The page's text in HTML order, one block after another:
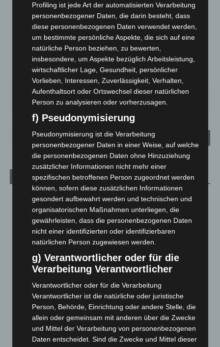
Überwiegend Bewölkt
13.9°C 15.5°
13.3
90% 1m/s 84%
SA.
27°
SO.
34°
MO.
27°
DI.
23°
MI.
Aktuelle Beiträge
Niedersachsen: Feuerwehrkräfte kehren nach
Waldbrandeinsatz aus Spanien zurück
7. August 2026
Hannover: Erste Tigermücken-Population in Niedersachsen
entdeckt
7. August 2026
Brand im „Haus der Begegnung“ in Neuwarmbüchen schnell
eingedämmt
6. August 2026
Region Hannover: 21 neue Notfallsanitäter starten beim
Roten Kreuz
5. August 2026
Profiling ist jede Art der automatisierten Verarbeitung
personenbezogener Daten, die darin besteht, dass
diese personenbezogenen Daten verwendet werden,
um bestimmte persönliche Aspekte, die sich auf eine
natürliche Person beziehen, zu bewerten,
insbesondere, um Aspekte bezüglich Arbeitsleistung,
wirtschaftlicher Lage, Gesundheit, persönlicher
Vorlieben, Interessen, Zuverlässigkeit, Verhalten,
Aufenthaltsort oder Ortswechsel dieser natürlichen
Person zu analysieren oder vorherzusagen.
f) Pseudonymisierung
Pseudonymisierung ist die Verarbeitung
personenbezogener Daten in einer Weise, auf welche
die personenbezogenen Daten ohne Hinzuziehung
zusätzlicher Informationen nicht mehr einer
spezifischen betroffenen Person zugeordnet werden
können, sofern diese zusätzlichen Informationen
gesondert aufbewahrt werden und technischen und
organisatorischen Maßnahmen unterliegen, die
gewährleisten, dass die personenbezogenen Daten
nicht einer identifizierten oder identifizierbaren
natürlichen Person zugewiesen werden.
g) Verantwortlicher oder für die
Verarbeitung Verantwortlicher
Verantwortlicher oder für die Verarbeitung
Verantwortlicher ist die natürliche oder juristische
Person, Behörde, Einrichtung oder andere Stelle, die
allein oder gemeinsam mit anderen über die Zwecke
und Mittel der Verarbeitung von personenbezogenen
Daten entscheidet. Sind die Zwecke und Mittel dieser